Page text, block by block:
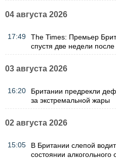
04 августа 2026
17:49
The Times: Премьер
спустя две недели
03 августа 2026
16:20
Британии предрекли
за экстремальной жары
02 августа 2026
15:05
В Британии слепой
состоянии алкогольного